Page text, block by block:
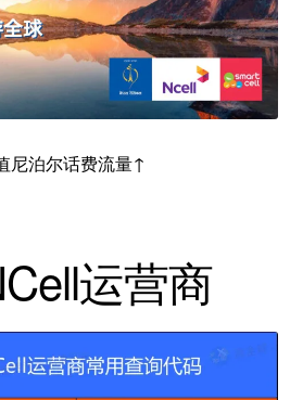
尼泊尔话费流量↑
运营商